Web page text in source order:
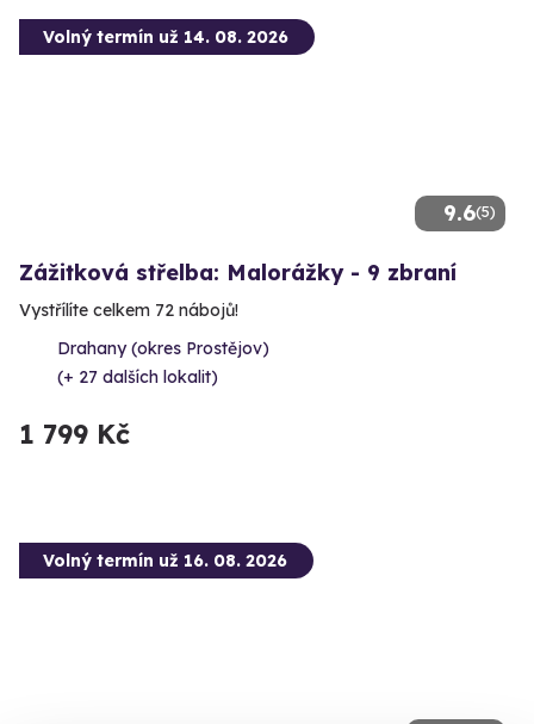
9.6(5)
Volný termín už 14. 08. 2026
Zážitková střelba: Malorážky - 9 zbraní
Vystřílíte celkem 72 nábojů!
Drahany (okres Prostějov)
(+ 27 dalších lokalit)
1 799 Kč
Volný termín už 16. 08. 2026